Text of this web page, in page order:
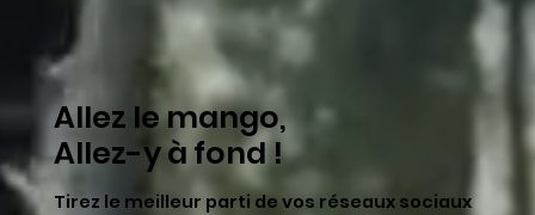
Allez le mango,
Allez-y à fond !
Tirez le meilleur parti de vos réseaux sociaux